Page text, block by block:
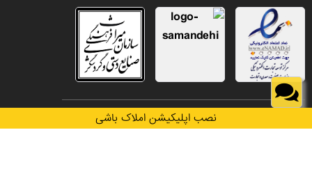
نصب اپلیکیشن املاک باشی
تمامی حقوق این وب سایت متعلق به املاک باشی می باشد.